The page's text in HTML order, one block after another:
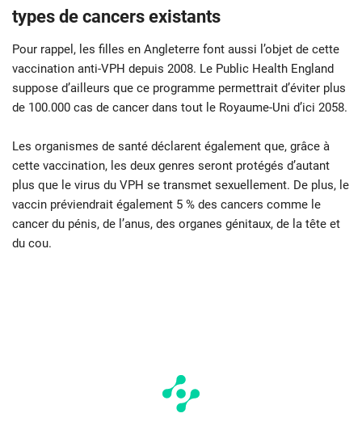
types de cancers existants
Pour rappel, les filles en Angleterre font aussi l’objet de cette
vaccination anti-VPH depuis 2008. Le Public Health England
suppose d’ailleurs que ce programme permettrait d’éviter plus
de 100.000 cas de cancer dans tout le Royaume-Uni d’ici 2058.
Les organismes de santé déclarent également que, grâce à
cette vaccination, les deux genres seront protégés d’autant
plus que le virus du VPH se transmet sexuellement. De plus, le
vaccin préviendrait également 5 % des cancers comme le
cancer du pénis, de l’anus, des organes génitaux, de la tête et
du cou.